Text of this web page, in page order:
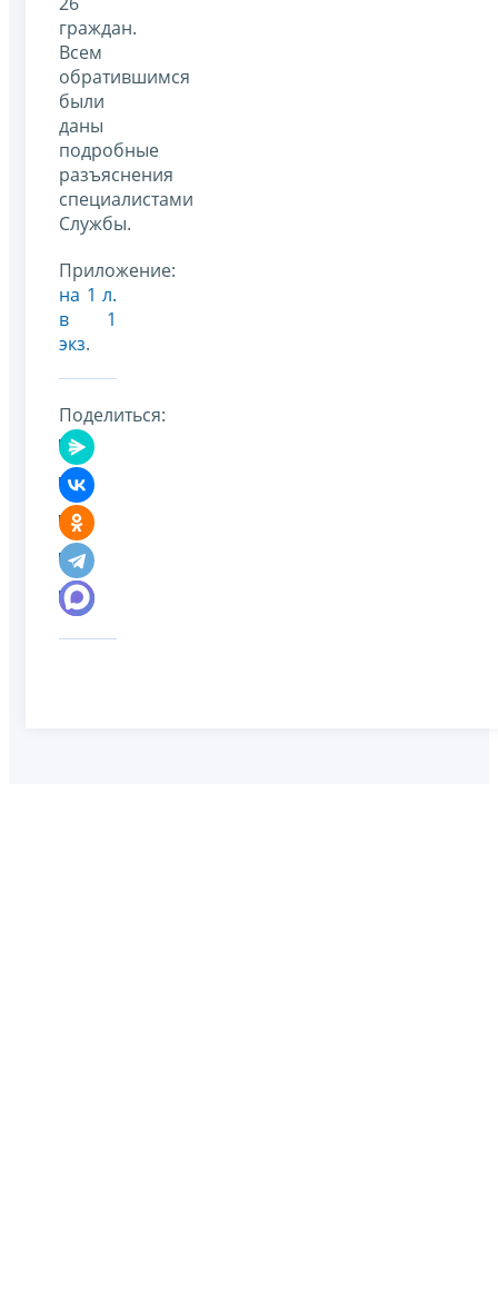
граждан.
Всем
обратившимся
были
даны
подробные
разъяснения
специалистами
Службы.
Приложение:
на 1 л.
в 1
экз.
Поделиться: